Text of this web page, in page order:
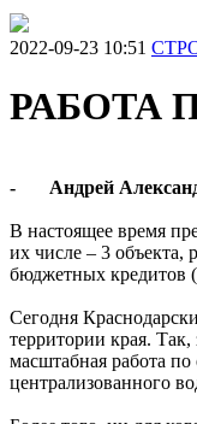
2022-09-23 10:51
РАБОТА
- Андрей
В настоящее время
их числе – 3 объекта,
бюджетных кредитов
Сегодня
территории края. Так,
масштабная работа
централизованного